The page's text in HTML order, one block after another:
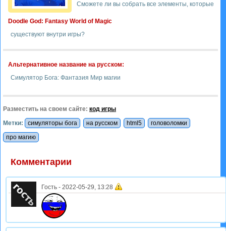
Doodle God: Fantasy World of Magic
Сможете ли вы собрать все элементы, которые
существуют внутри игры?
Альтернативное название на русском:
Симулятор Бога: Фантазия Мир магии
Разместить на своем сайте: код игры
Метки:
симуляторы бога на русском html5
головоломки
про магию
Комментарии
Гость - 2022-05-29, 13:28